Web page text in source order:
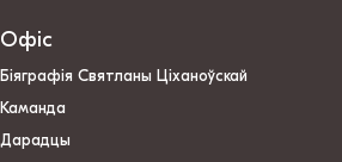
Офіс
Біяграфія Святланы Ціханоўскай
Каманда
Дарадцы